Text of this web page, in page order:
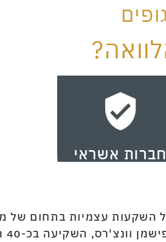
חברות אשראי
עצמיות בתחום של